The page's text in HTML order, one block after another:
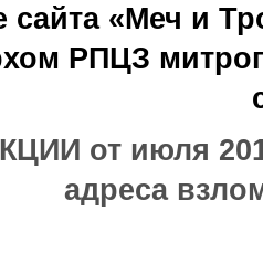
сайта «Меч и
РПЦЗ
от июля
адреса